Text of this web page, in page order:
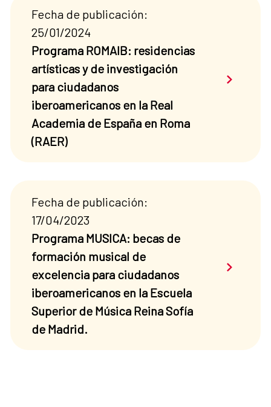
Fecha de publicación:
25/01/2024
Programa ROMAIB: residencias
artísticas y de investigación
para ciudadanos
iberoamericanos en la Real
Academia de España en Roma
(RAER)
Saber
Fecha de publicación:
17/04/2023
Programa MUSICA: becas de
formación musical de
excelencia para ciudadanos
iberoamericanos en la Escuela
Superior de Música Reina Sofía
de Madrid.
Saber